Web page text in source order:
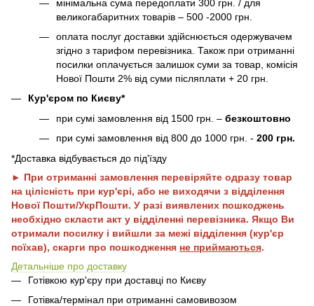
мінімальна сума передоплати 300 грн. / для
великогабаритних товарів – 500 -2000 грн.
оплата послуг доставки здійснюється одержувачем
згідно з тарифом перевізника. Також при отриманні
посилки оплачується залишок суми за товар, комісія
Нової Пошти 2% від суми післяплати + 20 грн.
Кур'єром по Києву*
при сумі замовлення від 1500 грн. – безкоштовно
при сумі замовлення від 800 до 1000 грн. - 200 грн.
*Доставка відбувається до під'їзду
► При отриманні замовлення перевіряйте одразу товар
на цілісність при кур'єрі, або не виходячи з відділення
Нової Пошти/УкрПошти. У разі виявлених пошкоджень
необхідно скласти акт у відділенні перевізника. Якщо Ви
отримали посилку і вийшли за межі відділення (кур'єр
поїхав), скарги про пошкодження не приймаються.
Детальніше про доставку
Готівкою кур'єру при доставці по Києву
Готівка/термінал при отриманні самовивозом